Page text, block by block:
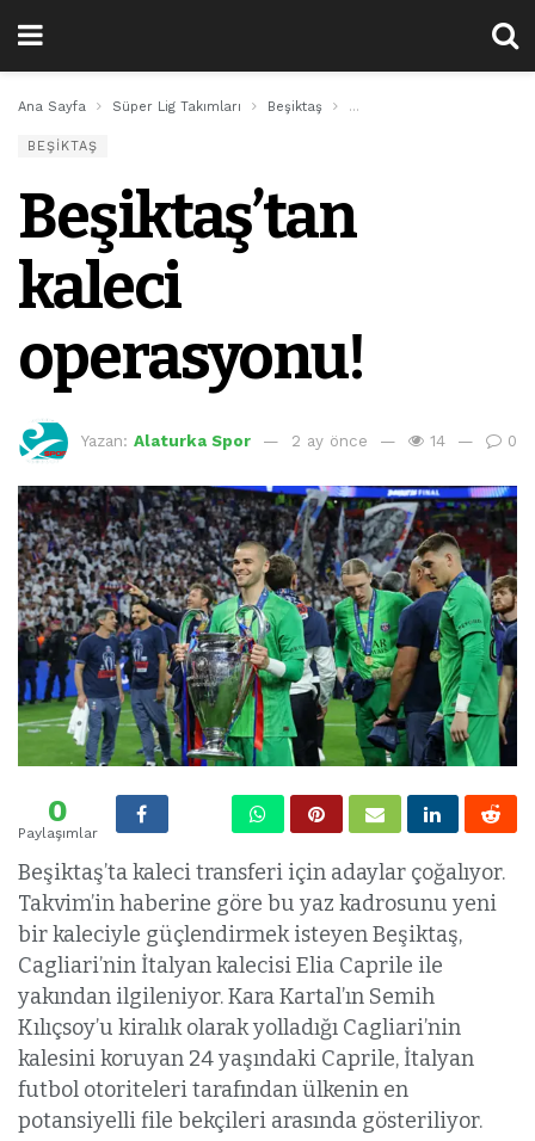
Ana Sayfa Süper Lig Takımları Beşiktaş Beşiktaş’tan kaleci
BEŞIKTAŞ
Beşiktaş’tan
kaleci
operasyonu!
Yazan: Alaturka Spor 2 ay önce 14 0
0
Paylaşımlar
Beşiktaş’ta kaleci transferi için adaylar çoğalıyor.
Takvim’in haberine göre bu yaz kadrosunu yeni
bir kaleciyle güçlendirmek isteyen Beşiktaş,
Cagliari’nin İtalyan kalecisi Elia Caprile ile
yakından ilgileniyor. Kara Kartal’ın Semih
Kılıçsoy’u kiralık olarak yolladığı Cagliari’nin
kalesini koruyan 24 yaşındaki Caprile, İtalyan
futbol otoriteleri tarafından ülkenin en
potansiyelli file bekçileri arasında gösteriliyor.